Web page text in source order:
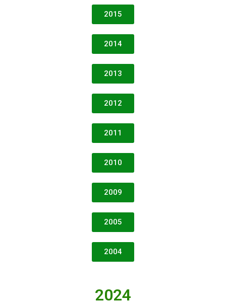
2015
2014
2013
2012
2011
2010
2009
2005
2004
2024